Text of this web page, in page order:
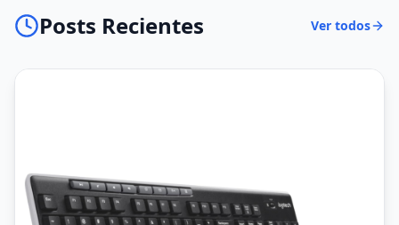
Posts Recientes Ver todos